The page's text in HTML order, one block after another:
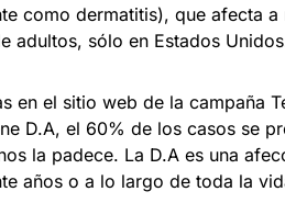
como dermatitis), que afecta
adultos, sólo en Estados
en el sitio web de la campaña
D.A, el 60% de los casos se
la padece. La D.A es una
años o a lo largo de toda la